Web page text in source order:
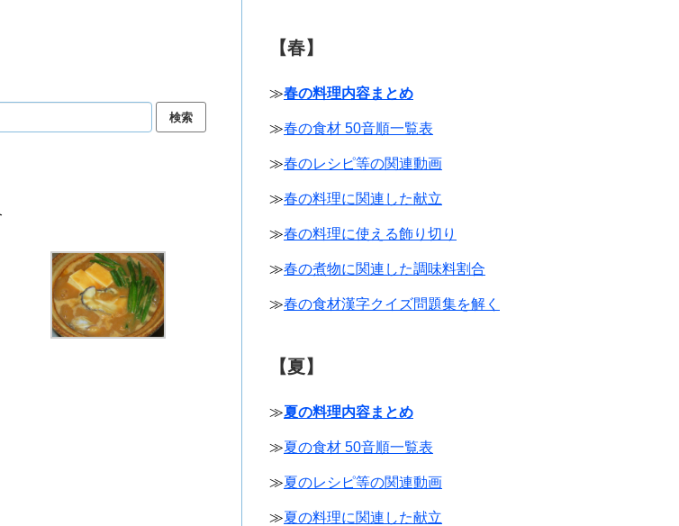
【春】
≫春の料理内容まとめ
≫春の食材 50音順一覧表
≫春のレシピ等の関連動画
≫春の料理に関連した献立
≫春の料理に使える飾り切り
≫春の煮物に関連した調味料割合
≫春の食材漢字クイズ問題集を解く
【夏】
≫夏の料理内容まとめ
≫夏の食材 50音順一覧表
≫夏のレシピ等の関連動画
≫夏の料理に関連した献立